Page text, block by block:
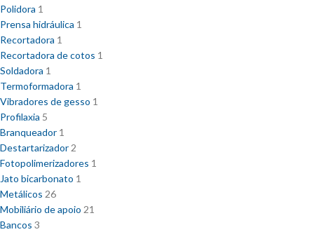
Polidora 1
Prensa hidráulica 1
Recortadora 1
Recortadora de cotos 1
Soldadora 1
Termoformadora 1
Vibradores de gesso 1
Profilaxia 5
Branqueador 1
Destartarizador 2
Fotopolimerizadores 1
Jato bicarbonato 1
Metálicos 26
Mobiliário de apoio 21
Bancos 3